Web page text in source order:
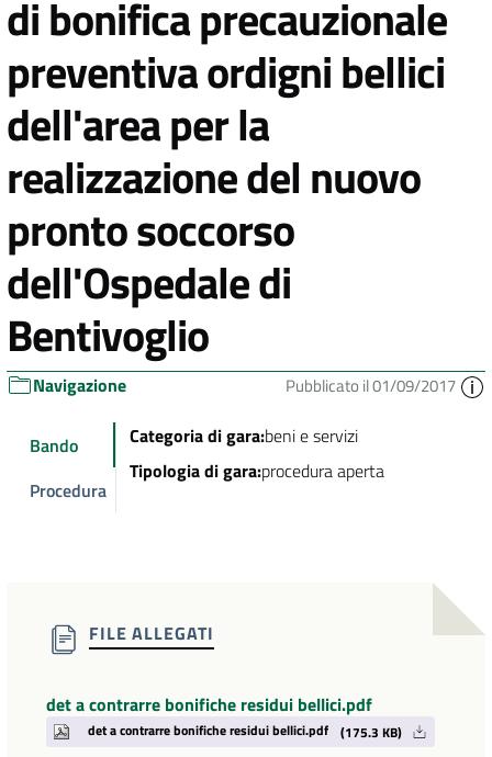
di bonifica precauzionale
preventiva ordigni bellici
dell'area per la
realizzazione del nuovo
pronto soccorso
dell'Ospedale di
Bentivoglio
Navigazione Pubblicato il 01/09/2017
Bando
Procedura
Categoria di gara:beni e servizi
Tipologia di gara:procedura aperta
FILE ALLEGATI
det a contrarre bonifiche residui bellici.pdf
det a contrarre bonifiche residui bellici.pdf (175.3 KB)